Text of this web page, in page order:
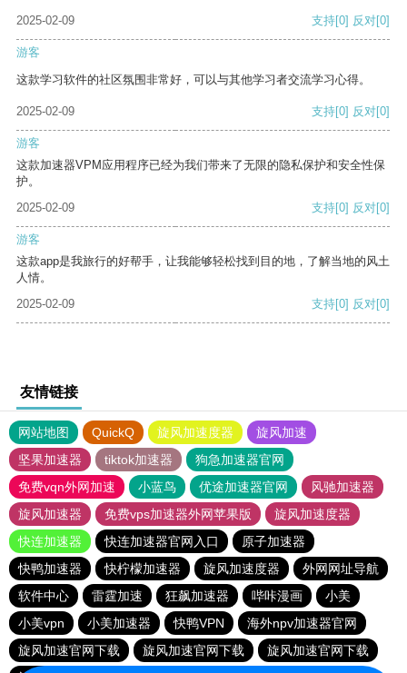
2025-02-09 支持[0] 反对[0]
游客
这款学习软件的社区氛围非常好，可以与其他学习者交流学习心得。
2025-02-09 支持[0] 反对[0]
游客
这款加速器VPM应用程序已经为我们带来了无限的隐私保护和安全性保
护。
2025-02-09
支持[0] 反对[0]
游客
这款app是我旅行的好帮手，让我能够轻松找到目的地，了解当地的风土
人情。
2025-02-09
支持[0] 反对[0]
友情链接
网站地图 QuickQ 旋风加速度器
旋风加速
坚果加速器
tiktok加速器
狗急加速器官网
免费vqn外网加速
小蓝鸟 优途加速器官网
风驰加速器
旋风加速器
免费vps加速器外网苹果版
旋风加速度器
快连加速器
快连加速器官网入口
原子加速器
快鸭加速器
快柠檬加速器 旋风加速度器
外网网址导航
软件中心
雷霆加速 狂飙加速器 哔咔漫画
小美
小美vpn
小美加速器 快鸭VPN
海外npv加速器官网
旋风加速官网下载
旋风加速官网下载
旋风加速官网下载